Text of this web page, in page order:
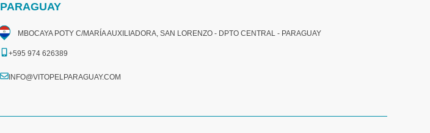
PARAGUAY
MBOCAYA POTY C/MARÍA AUXILIADORA, SAN LORENZO - DPTO CENTRAL - PARAGUAY
+595 974 626389
INFO@VITOPELPARAGUAY.COM